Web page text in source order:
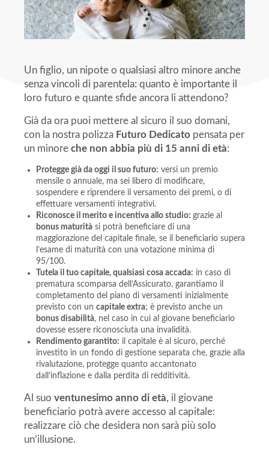
Un figlio, un nipote o qualsiasi altro minore anche
senza vincoli di parentela: quanto è importante il
loro futuro e quante sfide ancora li attendono?
Già da ora puoi mettere al sicuro il suo domani,
con la nostra polizza Futuro Dedicato pensata per
un minore che non abbia più di 15 anni di età:
Protegge già da oggi il suo futuro: versi un premio
mensile o annuale, ma sei libero di modificare,
sospendere e riprendere il versamento dei premi, o di
effettuare versamenti integrativi.
Riconosce il merito e incentiva allo studio: grazie al
bonus maturità si potrà beneficiare di una
maggiorazione del capitale finale, se il beneficiario supera
l’esame di maturità con una votazione minima di
95/100.
Tutela il tuo capitale, qualsiasi cosa accada: in caso di
prematura scomparsa dell’Assicurato, garantiamo il
completamento del piano di versamenti inizialmente
previsto con un capitale extra; è previsto anche un
bonus disabilità, nel caso in cui al giovane beneficiario
dovesse essere riconosciuta una invalidità.
Rendimento garantito: il capitale è al sicuro, perché
investito in un fondo di gestione separata che, grazie alla
rivalutazione, protegge quanto accantonato
dall’inflazione e dalla perdita di redditività.
Al suo ventunesimo anno di età, il giovane
beneficiario potrà avere accesso al capitale:
realizzare ciò che desidera non sarà più solo
un’illusione.